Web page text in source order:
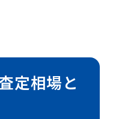
定相場と